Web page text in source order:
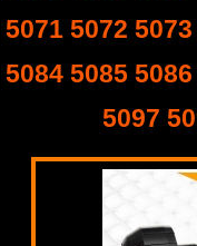
5071 5072 5073
5084 5085 5086
5097